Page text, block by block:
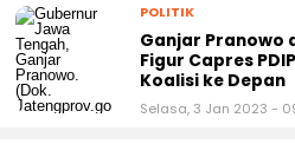
POLITIK
Ganjar Pranowo
Figur Capres
Koalisi ke Depan
Selasa, 3 Jan 2023 -